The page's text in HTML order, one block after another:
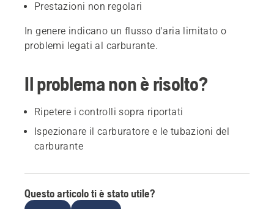
Prestazioni non regolari
In genere indicano un flusso d'aria limitato o
problemi legati al carburante.
Il problema non è risolto?
Ripetere i controlli sopra riportati
Ispezionare il carburatore e le tubazioni del
carburante
Questo articolo ti è stato utile?